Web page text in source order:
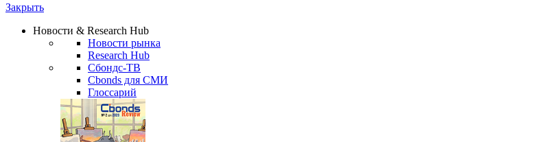
Надстройка XLS
Сбондс Люди
Новости & Research Hub
Новости рынка
Research Hub
Сбондс-ТВ
Cbonds для СМИ
Глоссарий